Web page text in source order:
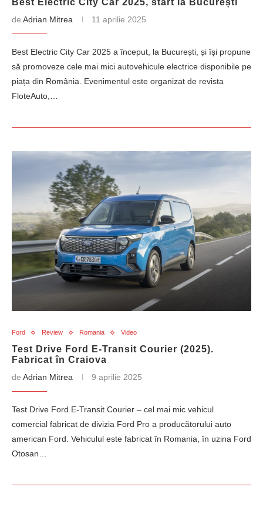
Best Electric City Car 2025, start la București
de Adrian Mitrea 11 aprilie 2025
Best Electric City Car 2025 a început, la București, și își propune
să promoveze cele mai mici autovehicule electrice disponibile pe
piața din România. Evenimentul este organizat de revista
FloteAuto,…
Ford Review Romania Video
Test Drive Ford E-Transit Courier (2025).
Fabricat în Craiova
de Adrian Mitrea 9 aprilie 2025
Test Drive Ford E-Transit Courier – cel mai mic vehicul
comercial fabricat de divizia Ford Pro a producătorului auto
american Ford. Vehiculul este fabricat în Romania, în uzina Ford
Otosan…